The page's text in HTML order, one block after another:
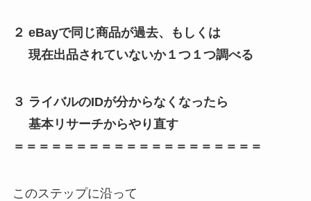
２ eBayで同じ商品が過去、もしくは
現在出品されていないか１つ１つ調べる
３ ライバルのIDが分からなくなったら
基本リサーチからやり直す
＝＝＝＝＝＝＝＝＝＝＝＝＝＝＝＝＝＝＝＝
このステップに沿って